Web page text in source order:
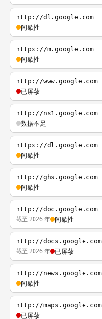
http://dl.google.com
间歇性
https://m.google.com
间歇性
http://www.google.com
已屏蔽
http://ns1.google.com
数据不足
https://dl.google.com
间歇性
http://ghs.google.com
间歇性
http://doc.google.com
截至 2026 年 间歇性
http://docs.google.com
截至 2026 年 已屏蔽
http://news.google.com
间歇性
http://maps.google.com
已屏蔽